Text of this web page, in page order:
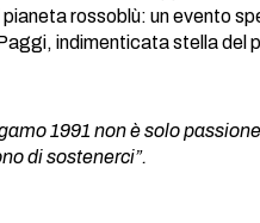
rossoblù: un evento
indimenticata stella del
1991 non è solo
di sostenerci”.